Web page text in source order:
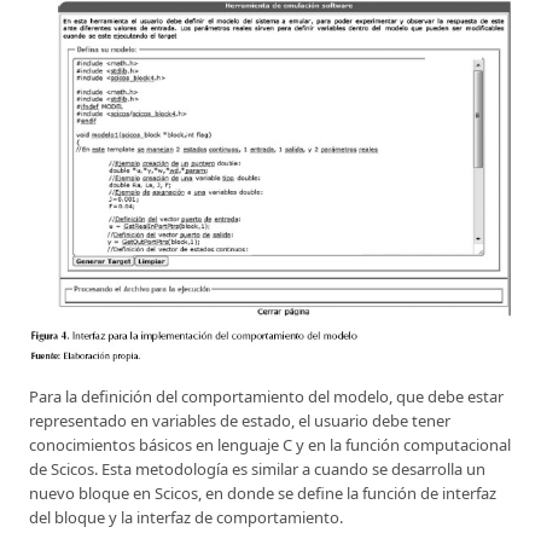
Para la definición del comportamiento del modelo, que debe estar
representado en variables de estado, el usuario debe tener
conocimientos básicos en lenguaje C y en la función computacional
de Scicos. Esta metodología es similar a cuando se desarrolla un
nuevo bloque en Scicos, en donde se define la función de interfaz
del bloque y la interfaz de comportamiento.